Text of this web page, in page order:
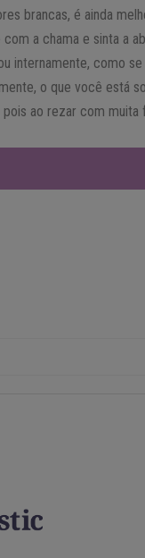
brancas, é ainda
a chama e sinta a
internamente, como
o que você está
ao rezar com